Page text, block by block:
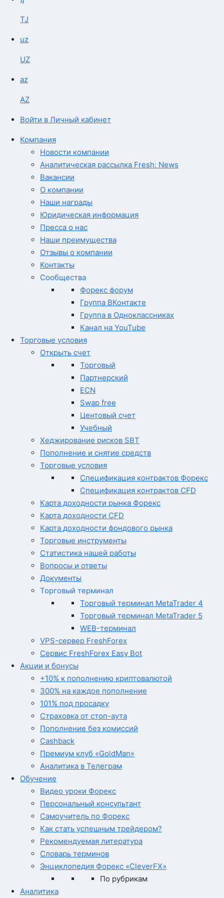
TJ
uz
UZ
az
AZ
Войти в Личный кабинет
Компания
Новости компании
Аналитическая рассылка Fresh: News
Вакансии
О компании
Наши награды
Юридическая информация
Пресса о нас
Наши преимущества
Отзывы о компании
Контакты
Сообщества
Форекс форум
Группа ВКонтакте
Группа в Одноклассниках
Канал на YouTube
Торговые условия
Открыть счет
Торговый
Партнерский
ECN
Swap free
Центовый счет
Учебный
Хеджирование рисков SBT
Пополнение и снятие средств
Торговые условия
Спецификация контрактов Форекс
Спецификация контрактов CFD
Карта доходности рынка Форекс
Карта доходности CFD
Карта доходности фондового рынка
Торговые инструменты
Статистика нашей работы
Вопросы и ответы
Документы
Торговый терминал
Торговый терминал MetaTrader 4
Торговый терминал MetaTrader 5
WEB-терминал
VPS-сервер FreshForex
Сервис FreshForex Easy Bot
Акции и бонусы
+10% к пополнению криптовалютой
300% на каждое пополнение
101% под просадку
Страховка от стоп-аута
Пополнение без комиссий
Cashback
Премиум клуб «GoldMan»
Аналитика в Телеграм
Обучение
Видео уроки Форекс
Персональный консультант
Самоучитель по Форекс
Как стать успешным трейдером?
Рекомендуемая литература
Словарь терминов
Энциклопедия Форекс «CleverFX»
По рубрикам
Аналитика